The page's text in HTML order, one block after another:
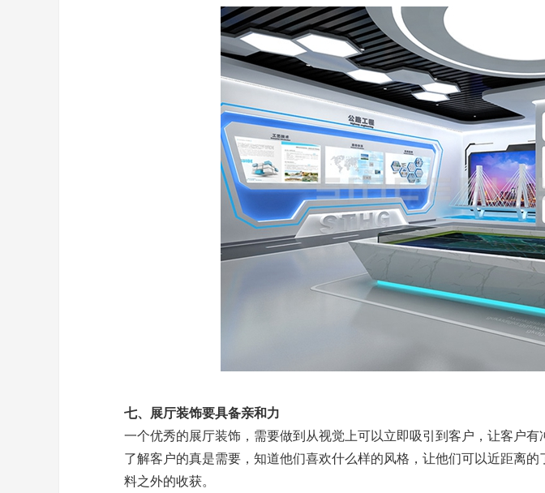
七、展厅装饰要具备亲和力
一个优秀的展厅装饰，需要做到从视觉上可以立即吸引到客户，让客户
了解客户的真是需要，知道他们喜欢什么样的风格，让他们可以近距离
料之外的收获。